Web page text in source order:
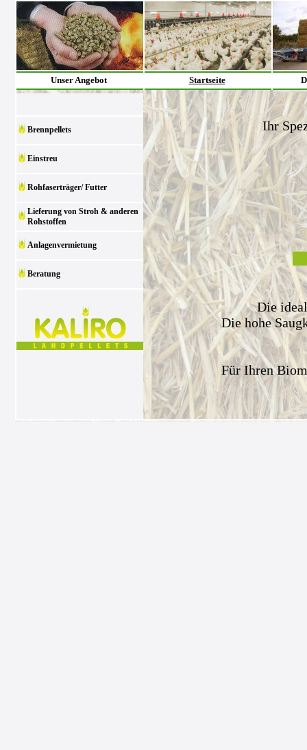
Unser Angebot Startseite
Brennpellets
Einstreu
Rohfaserträger/ Futter
Lieferung von Stroh & anderen
Rohstoffen
Anlagenvermietung
Beratung
Ihr
Die
Die hohe
Für Ihren